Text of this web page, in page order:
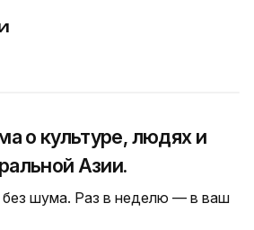
о культуре, людях и
Азии.
без шума. Раз в неделю — в ваш